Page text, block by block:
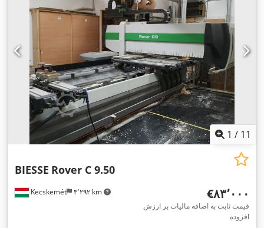
1 / 11
Kecskemét ۳٬۲۹۲ km
BIESSE Rover C 9.50
‎€۸۳٬۰۰۰
قیمت ثابت به اضافه مالیات بر ارزش
افزوده